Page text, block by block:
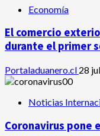
Economía
El comercio
durante el primer
Portaladuanero.cl 28
Noticias
Coronavirus pone